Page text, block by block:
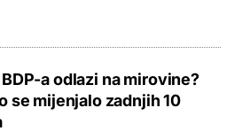
a odlazi na mirovine?
se mijenjalo zadnjih 10